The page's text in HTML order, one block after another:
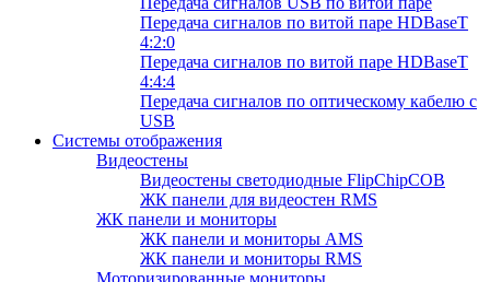
Передача сигналов по витой паре HDBaseT
4:2:0
Передача сигналов по витой паре HDBaseT
4:4:4
Передача сигналов по оптическому кабелю с
USB
Системы отображения
Видеостены
Видеостены светодиодные FlipChipCOB
ЖК панели для видеостен RMS
ЖК панели и мониторы
ЖК панели и мониторы AMS
ЖК панели и мониторы RMS
Моторизированные мониторы